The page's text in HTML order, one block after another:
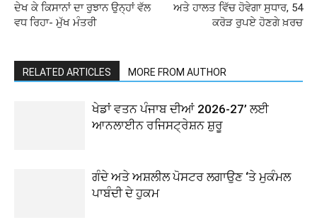
ਦੇਖ ਕੇ ਕਿਸਾਨਾਂ ਦਾ ਰੁਝਾਨ ਉਨ੍ਹਾਂ ਵੱਲ
ਵਧ ਰਿਹਾ- ਮੁੱਖ ਮੰਤਰੀ
ਅਤੇ ਹਾਲਤ ਵਿੱਚ ਹੋਵੇਗਾ ਸੁਧਾਰ, 54
ਕਰੋੜ ਰੁਪਏ ਹੋਣਗੇ ਖ਼ਰਚ
RELATED ARTICLES MORE FROM AUTHOR
ਖੇਡਾਂ ਵਤਨ ਪੰਜਾਬ ਦੀਆਂ 2026-27’ ਲਈ
ਆਨਲਾਈਨ ਰਜਿਸਟ੍ਰੇਸ਼ਨ ਸ਼ੁਰੂ
ਗੰਦੇ ਅਤੇ ਅਸ਼ਲੀਲ ਪੋਸਟਰ ਲਗਾਉਣ ‘ਤੇ ਮੁਕੰਮਲ
ਪਾਬੰਦੀ ਦੇ ਹੁਕਮ